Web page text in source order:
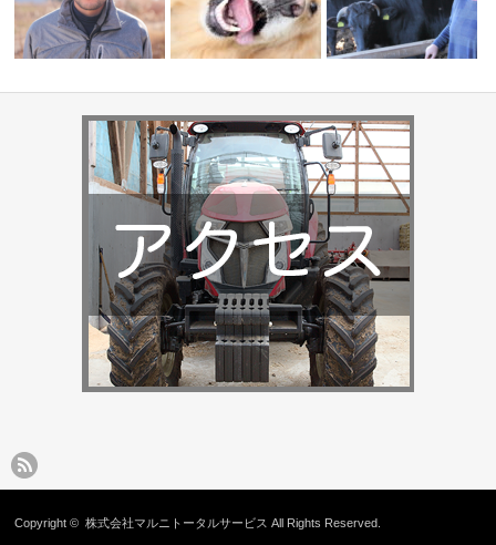
<せんば牛グループ>宮崎畜産牧場のアイドル
<直営農場>栗本農場
藤 明美
Copyright ©株式会社マルニトータルサービス All Rights Reserved.